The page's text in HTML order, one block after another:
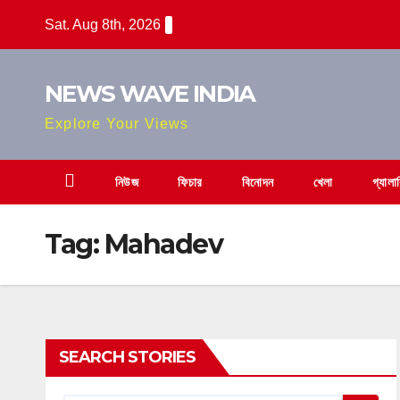
Sat. Aug 8th, 2026
NEWS WAVE INDIA
Explore Your Views
নিউজ ফিচার বিনোদন খেলা
Tag: Mahadev
SEARCH STORIES